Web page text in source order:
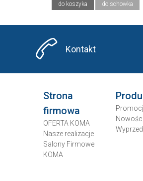
do koszyka do schowka
Kontakt
Strona
firmowa
OFERTA KOMA
Nasze realizacje
Salony Firmowe
KOMA
Nowości